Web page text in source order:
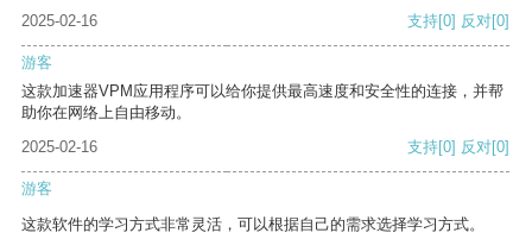
2025-02-16
支持[0] 反对[0]
游客
这款加速器VPM应用程序可以给你提供最高速度和安全性的连接，并帮
助你在网络上自由移动。
2025-02-16
支持[0] 反对[0]
游客
这款软件的学习方式非常灵活，可以根据自己的需求选择学习方式。